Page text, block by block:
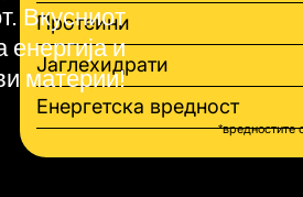
Вкусниот
и
материи!
Протеини
Јаглехидрати
Енергетска вредност
*вредностите